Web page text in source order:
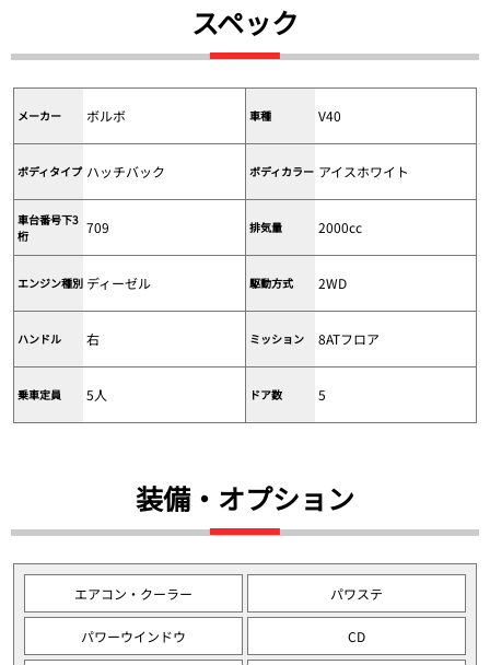
スペック
メーカー ボルボ 車種 V40
ボディタイプ ハッチバック ボディカラー アイスホワイト
車台番号下3
桁
709 排気量 2000cc
エンジン種別 ディーゼル 駆動方式 2WD
ハンドル 右 ミッション 8ATフロア
乗車定員 5人 ドア数 5
装備・オプション
エアコン・クーラー パワステ
パワーウインドウ CD